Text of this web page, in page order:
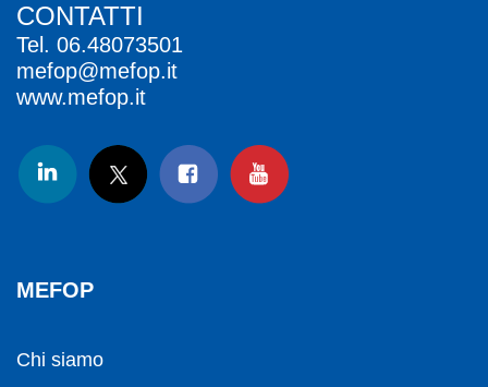
CONTATTI
Tel. 06.48073501
mefop@mefop.it
www.mefop.it
MEFOP
Chi siamo